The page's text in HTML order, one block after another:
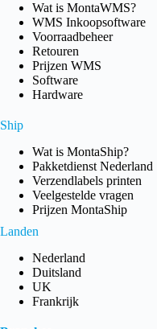
Wat is MontaWMS?
WMS Inkoopsoftware
Voorraadbeheer
Retouren
Prijzen WMS
Software
Hardware
Ship
Wat is MontaShip?
Pakketdienst Nederland
Verzendlabels printen
Veelgestelde vragen
Prijzen MontaShip
Landen
Nederland
Duitsland
UK
Frankrijk